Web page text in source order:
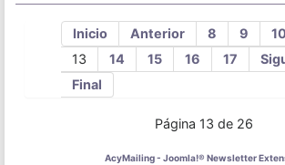
Inicio Anterior 8 9 10
13
14 15 16 17
Final
Página 13 de 26
AcyMailing - Joomla!® Newsletter